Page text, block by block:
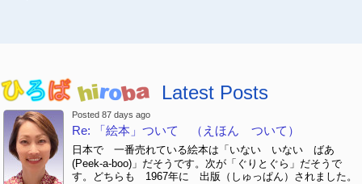
Latest Posts
Posted 87 days ago
Re: 「絵本」ついて （えほん ついて）
日本で 一番売れている絵本は「いない いない ばあ
(Peek-a-boo)」だそうです。次が「ぐりとぐら」だそうで
す。どちらも 1967年に 出版（しゅっぱん）されました。